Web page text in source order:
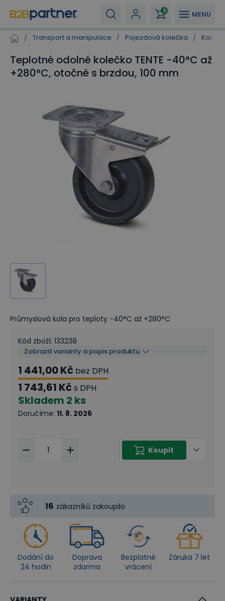
MENU
0
/ Transport a manipulace / Pojezdová kolečka / Kola
Teplotné odolné kolečko TENTE -40°C až
+280°C, otočné s brzdou, 100 mm
Průmyslová kola pro teploty -40°C až +280°C
Kód zboží: 133238
Zobrazit varianty a popis produktu
1 441,00 Kč bez DPH
1 743,61 Kčs DPH
Skladem 2 ks
Doručíme: 11. 8. 2026
Koupit
16 zákazníků zakoupilo
Dodání do
24 hodin
Doprava
zdarma
Bezplatné
vrácení
Záruka 7 let